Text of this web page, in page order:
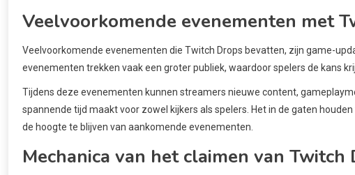
Veelvoorkomende evenementen met
Veelvoorkomende evenementen die Twitch Drops bevatten, zijn game-
evenementen trekken vaak een groter publiek, waardoor spelers de kans
Tijdens deze evenementen kunnen streamers nieuwe content,
spannende tijd maakt voor zowel kijkers als spelers. Het in de gaten
de hoogte te blijven van aankomende evenementen.
Mechanica van het claimen van Twitch